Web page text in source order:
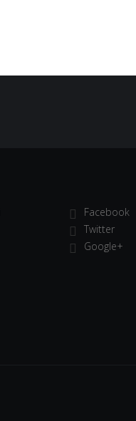
Facebook
Twitter
Google+